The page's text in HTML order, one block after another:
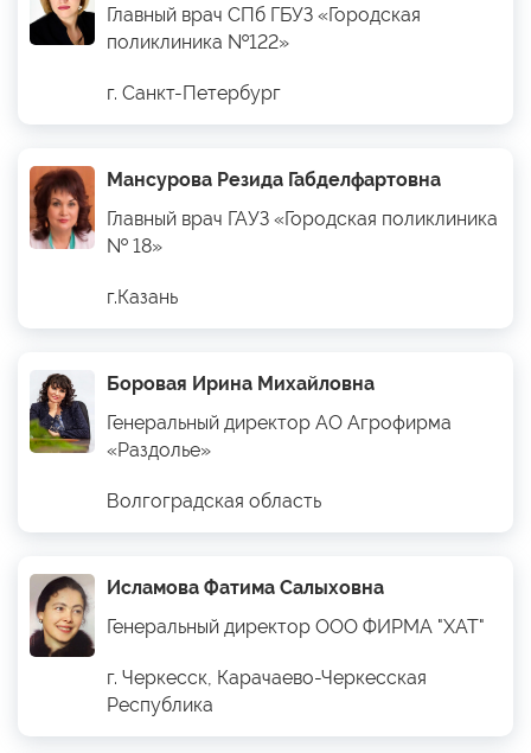
Главный врач СПб ГБУЗ «Городская
поликлиника №122»
г. Санкт-Петербург
Мансурова Резида Габделфартовна
Главный врач ГАУЗ «Городская поликлиника
№ 18»
г.Казань
Боровая Ирина Михайловна
Генеральный директор АО Агрофирма
«Раздолье»
Волгоградская область
Исламова Фатима Салыховна
Генеральный директор ООО ФИРМА "ХАТ"
г. Черкесск, Карачаево-Черкесская
Республика